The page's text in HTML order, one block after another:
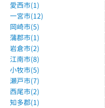
愛西市(1)
一宮市(12)
岡崎市(5)
蒲郡市(1)
岩倉市(2)
江南市(8)
小牧市(5)
瀬戸市(7)
西尾市(2)
知多郡(1)